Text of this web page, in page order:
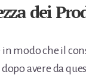
dei
in modo che il
avere da